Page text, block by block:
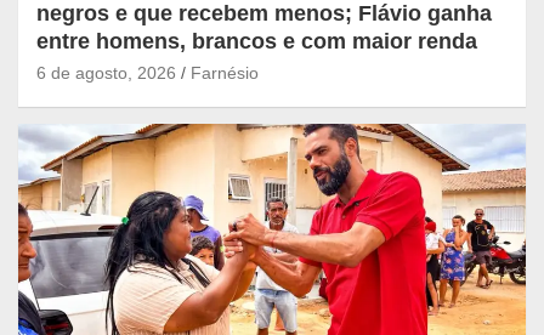
negros e que recebem menos; Flávio ganha
entre homens, brancos e com maior renda
6 de agosto, 2026 Farnésio